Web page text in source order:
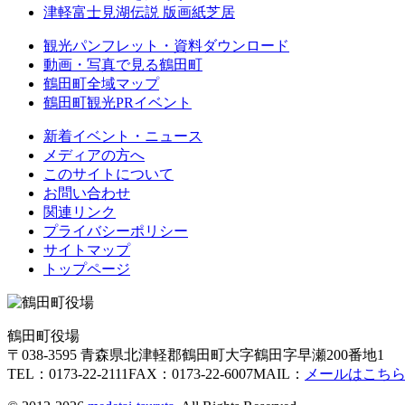
津軽富士見湖伝説 版画紙芝居
観光パンフレット・資料ダウンロード
動画・写真で見る鶴田町
鶴田町全域マップ
鶴田町観光PRイベント
新着イベント・ニュース
メディアの方へ
このサイトについて
お問い合わせ
関連リンク
プライバシーポリシー
サイトマップ
トップページ
鶴田町役場
〒038-3595 青森県北津軽郡鶴田町大字鶴田字早瀬200番地1
TEL：0173-22-2111FAX：0173-22-6007MAIL： メールはこち